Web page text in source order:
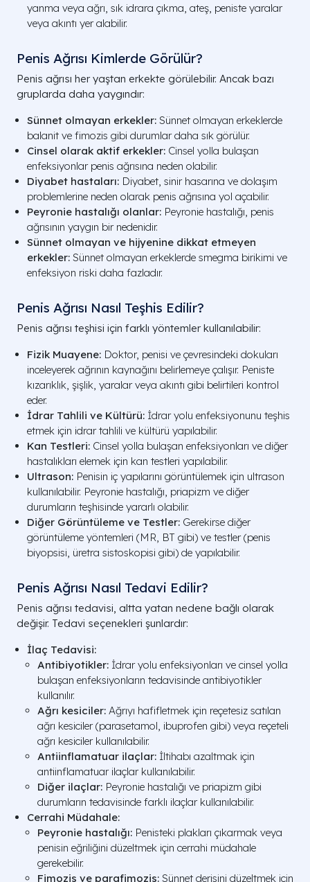
yanma veya ağrı, sık idrara çıkma, ateş, peniste yaralar
veya akıntı yer alabilir.
Penis Ağrısı Kimlerde Görülür?
Penis ağrısı her yaştan erkekte görülebilir. Ancak bazı
gruplarda daha yaygındır:
Sünnet olmayan erkekler: Sünnet olmayan erkeklerde
balanit ve fimozis gibi durumlar daha sık görülür.
Cinsel olarak aktif erkekler: Cinsel yolla bulaşan
enfeksiyonlar penis ağrısına neden olabilir.
Diyabet hastaları: Diyabet, sinir hasarına ve dolaşım
problemlerine neden olarak penis ağrısına yol açabilir.
Peyronie hastalığı olanlar: Peyronie hastalığı, penis
ağrısının yaygın bir nedenidir.
Sünnet olmayan ve hijyenine dikkat etmeyen
erkekler: Sünnet olmayan erkeklerde smegma birikimi ve
enfeksiyon riski daha fazladır.
Penis Ağrısı Nasıl Teşhis Edilir?
Penis ağrısı teşhisi için farklı yöntemler kullanılabilir:
Fizik Muayene: Doktor, penisi ve çevresindeki dokuları
inceleyerek ağrının kaynağını belirlemeye çalışır. Peniste
kızarıklık, şişlik, yaralar veya akıntı gibi belirtileri kontrol
eder.
İdrar Tahlili ve Kültürü: İdrar yolu enfeksiyonunu teşhis
etmek için idrar tahlili ve kültürü yapılabilir.
Kan Testleri: Cinsel yolla bulaşan enfeksiyonları ve diğer
hastalıkları elemek için kan testleri yapılabilir.
Ultrason: Penisin iç yapılarını görüntülemek için ultrason
kullanılabilir. Peyronie hastalığı, priapizm ve diğer
durumların teşhisinde yararlı olabilir.
Diğer Görüntüleme ve Testler: Gerekirse diğer
görüntüleme yöntemleri (MR, BT gibi) ve testler (penis
biyopsisi, üretra sistoskopisi gibi) de yapılabilir.
Penis Ağrısı Nasıl Tedavi Edilir?
Penis ağrısı tedavisi, altta yatan nedene bağlı olarak
değişir. Tedavi seçenekleri şunlardır:
İlaç Tedavisi:
Antibiyotikler: İdrar yolu enfeksiyonları ve cinsel yolla
bulaşan enfeksiyonların tedavisinde antibiyotikler
kullanılır.
Ağrı kesiciler: Ağrıyı hafifletmek için reçetesiz satılan
ağrı kesiciler (parasetamol, ibuprofen gibi) veya reçeteli
ağrı kesiciler kullanılabilir.
Antiinflamatuar ilaçlar: İltihabı azaltmak için
antiinflamatuar ilaçlar kullanılabilir.
Diğer ilaçlar: Peyronie hastalığı ve priapizm gibi
durumların tedavisinde farklı ilaçlar kullanılabilir.
Cerrahi Müdahale:
Peyronie hastalığı: Penisteki plakları çıkarmak veya
penisin eğriliğini düzeltmek için cerrahi müdahale
gerekebilir.
Fimozis ve parafimozis: Sünnet derisini düzeltmek için